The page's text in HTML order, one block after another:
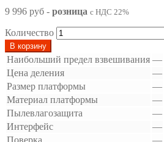
9 996 руб - розница с НДС 22%
Количество
В корзину
Наибольший предел взвешивания —
Цена деления
—
Размер платформы
—
Материал платформы
—
Пылевлагозащита
—
Интерфейс
—
Поверка
—